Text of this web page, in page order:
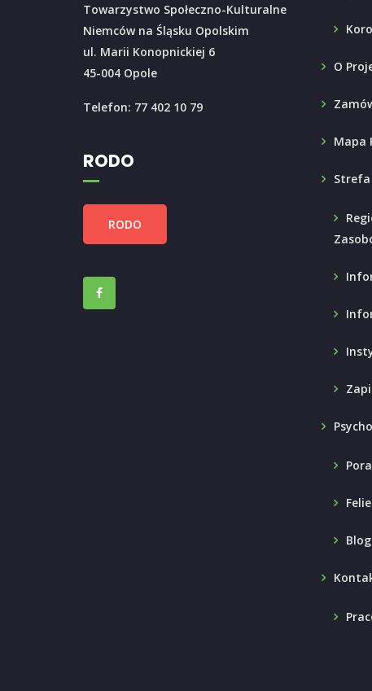
Towarzystwo Społeczno-Kulturalne
Niemców na Śląsku Opolskim
ul. Marii Konopnickiej 6
45-004 Opole
Telefon: 77 402 10 79
RODO
RODO
O
Mapa
Strefa
Blog